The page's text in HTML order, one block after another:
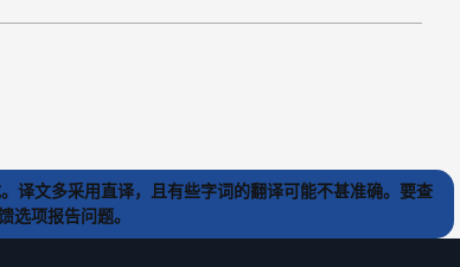
译文多采用直译，且有些字词的翻译可能不甚准确。要查
选项报告问题。